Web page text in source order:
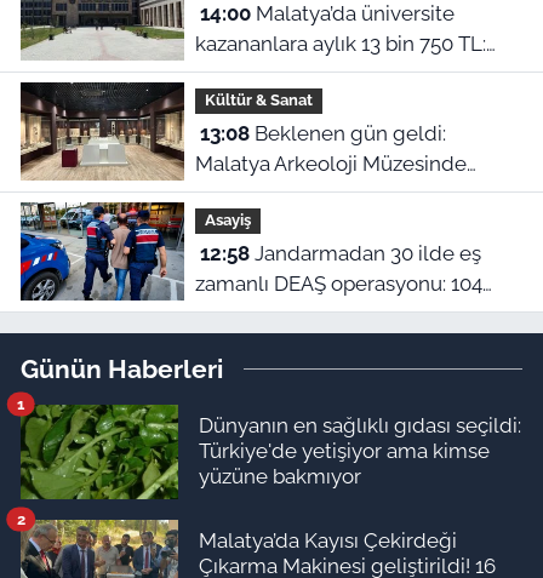
14:00Malatya’da üniversite
kazananlara aylık 13 bin 750 TL:
Kimler başvurabilir?
Kültür & Sanat
13:08Beklenen gün geldi:
Malatya Arkeoloji Müzesinde
binlerce yıllık eserler görücüye
çıkıyor
Asayiş
12:58Jandarmadan 30 ilde eş
zamanlı DEAŞ operasyonu: 104
şüpheli yakalandı!
Günün Haberleri
Dünyanın en sağlıklı gıdası seçildi:
Türkiye'de yetişiyor ama kimse
yüzüne bakmıyor
1
Malatya’da Kayısı Çekirdeği
Çıkarma Makinesi geliştirildi! 16
2